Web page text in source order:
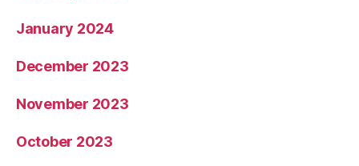
January 2024
December 2023
November 2023
October 2023